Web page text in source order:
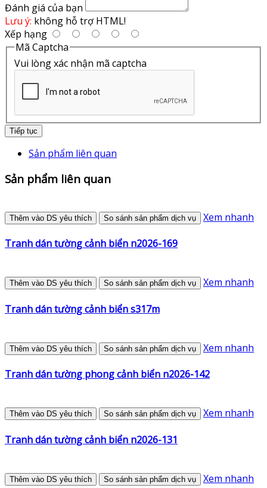
Đánh giá của bạn
Lưu ý: không hỗ trợ HTML!
Xếp hạng
Mã Captcha
Vui lòng xác nhận mã captcha
Tiếp tục
Sản phẩm liên quan
Sản phẩm liên quan
Thêm vào DS yêu thích So sánh sản phẩm dịch vụ Xem nhanh
Tranh dán tường cảnh biển n2026-169
Thêm vào DS yêu thích So sánh sản phẩm dịch vụ Xem nhanh
Tranh dán tường cảnh biển s317m
Thêm vào DS yêu thích So sánh sản phẩm dịch vụ Xem nhanh
Tranh dán tường phong cảnh biển n2026-142
Thêm vào DS yêu thích So sánh sản phẩm dịch vụ Xem nhanh
Tranh dán tường cảnh biển n2026-131
Thêm vào DS yêu thích So sánh sản phẩm dịch vụ Xem nhanh